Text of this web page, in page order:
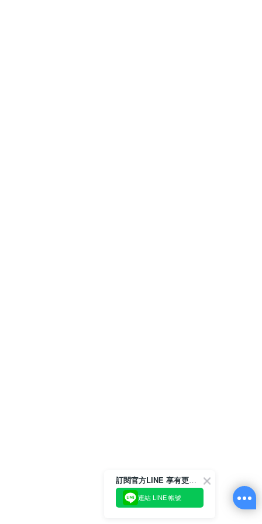
訂閱官方LINE 享有更多優惠
連結 LINE 帳號